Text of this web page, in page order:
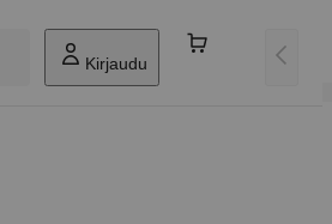
Kirjaudu